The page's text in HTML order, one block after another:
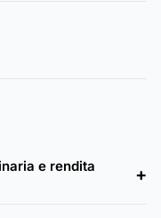
e rendita